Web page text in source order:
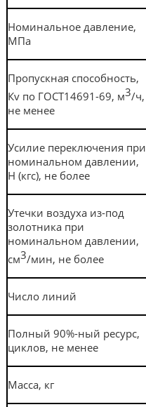
Номинальное давление,
МПа
Пропускная способность,
Кv по ГОСТ14691-69, м3/ч,
не менее
Усилие переключения при
номинальном давлении,
Н (кгс), не более
Утечки воздуха из-под
золотника при
номинальном давлении,
см3/мин, не более
Число линий
Полный 90%-ный ресурс,
циклов, не менее
Масса, кг